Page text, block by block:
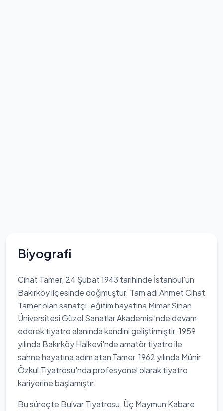
Biyografi
Cihat Tamer, 24 Şubat 1943 tarihinde İstanbul'un
Bakırköy ilçesinde doğmuştur. Tam adı Ahmet Cihat
Tamer olan sanatçı, eğitim hayatına Mimar Sinan
Üniversitesi Güzel Sanatlar Akademisi'nde devam
ederek tiyatro alanında kendini geliştirmiştir. 1959
yılında Bakırköy Halkevi'nde amatör tiyatro ile
sahne hayatına adım atan Tamer, 1962 yılında Münir
Özkul Tiyatrosu'nda profesyonel olarak tiyatro
kariyerine başlamıştır.
Bu süreçte Bulvar Tiyatrosu, Üç Maymun Kabare